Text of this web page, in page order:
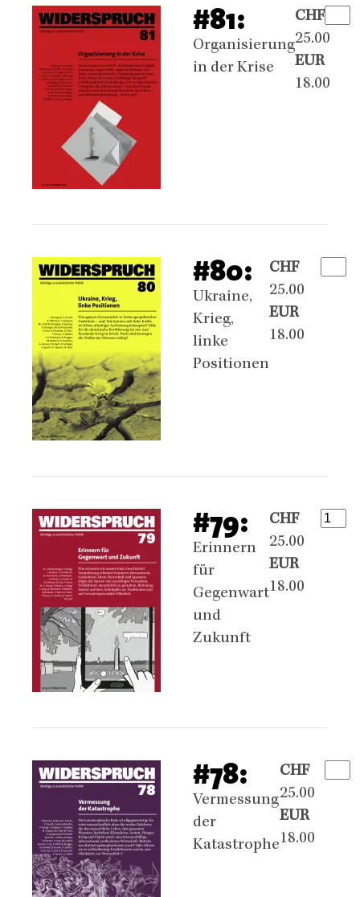
#81:
Organisierung
in der Krise
CHF
25.00
EUR
18.00
#80:
Ukraine,
Krieg,
linke
Positionen
CHF
25.00
EUR
18.00
#79:
Erinnern
für
Gegenwart
und
Zukunft
CHF
25.00
EUR
18.00
#78:
Vermessung
der
Katastrophe
CHF
25.00
EUR
18.00